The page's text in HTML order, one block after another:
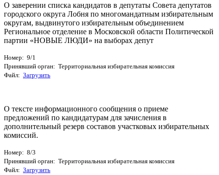
О заверении списка кандидатов в депутаты Совета депутатов
городского округа Лобня по многомандатным избирательным
округам, выдвинутого избирательным объединением
Региональное отделение в Московской области Политической
партии «НОВЫЕ ЛЮДИ» на выборах депут
Номер: 9/1
Принявший орган: Территориальная избирательная комиссия
Файл: Загрузить
О тексте информационного сообщения о приеме
предложений по кандидатурам для зачисления в
дополнительный резерв составов участковых избирательных
комиссий.
Номер: 8/3
Принявший орган: Территориальная избирательная комиссия
Файл: Загрузить